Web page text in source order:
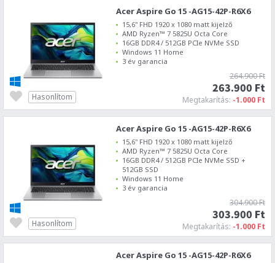
Acer Aspire Go 15 -AG15-42P-R6X6
15,6" FHD 1920 x 1080 matt kijelző
AMD Ryzen™ 7 5825U Octa Core
16GB DDR4 / 512GB PCIe NVMe SSD
Windows 11 Home
3 év garancia
264.900 Ft
263.900 Ft
Megtakarítás: -1.000 Ft
Hasonlítom
Acer Aspire Go 15 -AG15-42P-R6X6
15,6" FHD 1920 x 1080 matt kijelző
AMD Ryzen™ 7 5825U Octa Core
16GB DDR4 / 512GB PCIe NVMe SSD +
512GB SSD
Windows 11 Home
3 év garancia
304.900 Ft
303.900 Ft
Megtakarítás: -1.000 Ft
Hasonlítom
Acer Aspire Go 15 -AG15-42P-R6X6